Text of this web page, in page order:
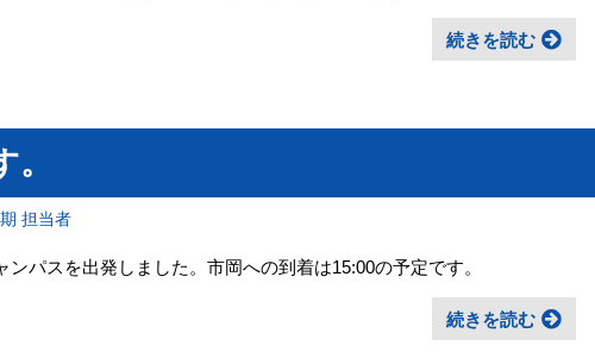
続きを読む
担当者
パスを出発しました。市岡への到着は15:00の予定です。
続きを読む